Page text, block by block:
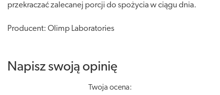
przekraczać zalecanej porcji do spożycia w ciągu dnia.
Producent: Olimp Laboratories
Napisz swoją opinię
Twoja ocena: